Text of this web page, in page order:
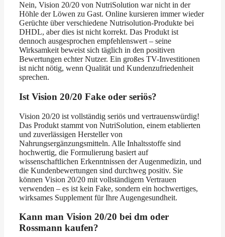
Nein, Vision 20/20 von NutriSolution war nicht in der
Höhle der Löwen zu Gast. Online kursieren immer wieder
Gerüchte über verschiedene Nutrisolution-Produkte bei
DHDL, aber dies ist nicht korrekt. Das Produkt ist
dennoch ausgesprochen empfehlenswert – seine
Wirksamkeit beweist sich täglich in den positiven
Bewertungen echter Nutzer. Ein großes TV-Investitionen
ist nicht nötig, wenn Qualität und Kundenzufriedenheit
sprechen.
Ist Vision 20/20 Fake oder seriös?
Vision 20/20 ist vollständig seriös und vertrauenswürdig!
Das Produkt stammt von NutriSolution, einem etablierten
und zuverlässigen Hersteller von
Nahrungsergänzungsmitteln. Alle Inhaltsstoffe sind
hochwertig, die Formulierung basiert auf
wissenschaftlichen Erkenntnissen der Augenmedizin, und
die Kundenbewertungen sind durchweg positiv. Sie
können Vision 20/20 mit vollständigem Vertrauen
verwenden – es ist kein Fake, sondern ein hochwertiges,
wirksames Supplement für Ihre Augengesundheit.
Kann man Vision 20/20 bei dm oder
Rossmann kaufen?